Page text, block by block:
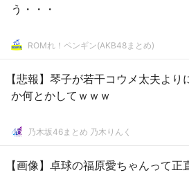
う・・・
ROMれ！ペンギン(AKB48まとめ)
【悲報】琴子が若干コウメ太夫よ
か何とかしてｗｗｗ
乃木坂46まとめ 乃木りんく
【画像】卓球の福原愛ちゃんって正